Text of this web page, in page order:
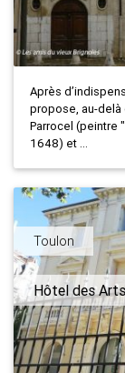
Après
propose, au-delà
Parrocel (peintre
1648) et ...
Toulon
Hôtel des